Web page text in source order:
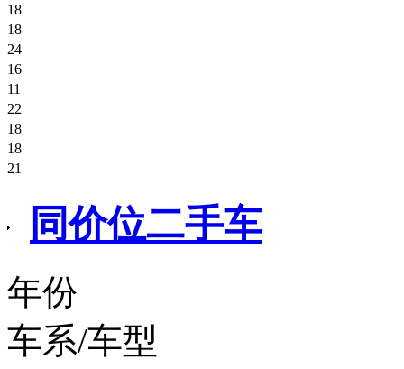
别克君威
面议
18
奔驰迈巴赫S450
45.00万
18
保时捷718Cayman
面议
24
奥迪A4L
17.80万
16
本田缤智CVT两驱舒适型
面议
11
现代悦动自动天窗版
2.80万
22
23款奥迪A6L
18
北京BJ80
11.30万
18
53.80万
21
丰田凯美瑞
面议同价位二手车
年份
车系/车型